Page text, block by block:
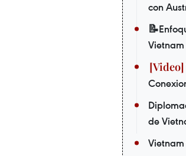
con
Vietnam
de